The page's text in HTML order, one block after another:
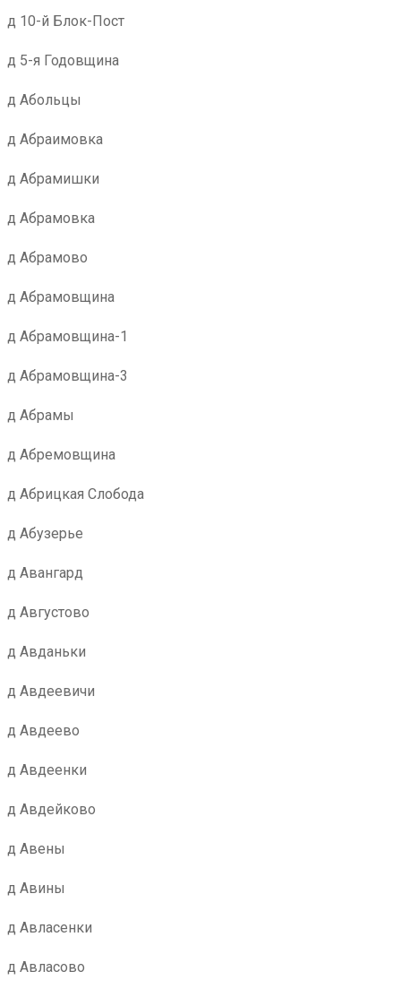
д 10-й Блок-Пост
д 5-я Годовщина
д Абольцы
д Абраимовка
д Абрамишки
д Абрамовка
д Абрамово
д Абрамовщина
д Абрамовщина-1
д Абрамовщина-3
д Абрамы
д Абремовщина
д Абрицкая Слобода
д Абузерье
д Авангард
д Августово
д Авданьки
д Авдеевичи
д Авдеево
д Авдеенки
д Авдейково
д Авены
д Авины
д Авласенки
д Авласово